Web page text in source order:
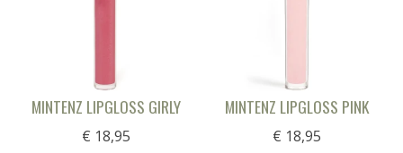
MINTENZ LIPGLOSS GIRLY
€ 18,95
MINTENZ LIPGLOSS PINK
€ 18,95